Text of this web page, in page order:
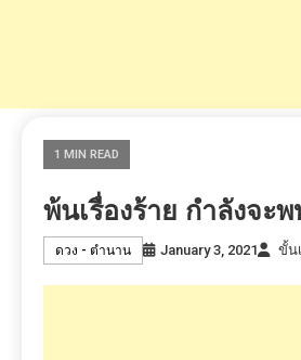
1 MIN READ
พ้นเรื่องร้าย กำลังจะ
ดวง - ตำนาน January 3, 2021 ขั้น